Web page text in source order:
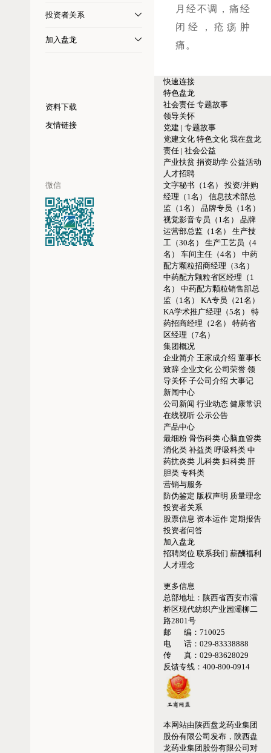
投资者关系
加入盘龙
资料下载
友情链接
微信
月经不调，痛经
闭经，疮疡肿
痛。
快速连接
特色盘龙
社会责任 专题故事
领导关怀
党建 | 专题故事
党建文化 特色文化 我在盘龙
责任 | 社会公益
产业扶贫 捐资助学 公益活动
人才招聘
文字秘书（1名）
投资/并购
经理（1名）
信息技术部总
监（1名）
品牌专员（1名）
视觉影音专员（1名）
品牌
运营部总监（1名）
生产技
工（30名）
生产工艺员（4
名）
车间主任（4名）
中药
配方颗粒招商经理（3名）
中药配方颗粒省区经理（1
名）
中药配方颗粒销售部总
监（1名）
KA专员（21名）
KA学术推广经理（5名）
特
药招商经理（2名）
特药省
区经理（7名）
集团概况
企业简介 王家成介绍 董事长
致辞 企业文化 公司荣誉 领
导关怀 子公司介绍 大事记
新闻中心
公司新闻 行业动态 健康常识
在线视听 公示公告
产品中心
最细粉 骨伤科类 心脑血管类
消化类 补益类 呼吸科类 中
药抗炎类 儿科类 妇科类 肝
胆类 专科类
营销与服务
防伪鉴定 版权声明 质量理念
投资者关系
股票信息 资本运作 定期报告
投资者问答
加入盘龙
招聘岗位 联系我们 薪酬福利
人才理念
更多信息
总部地址： 陕西省西安市灞
桥区现代纺织产业园灞柳二
路2801号
邮 编： 710025
电 话： 029-83338888
传 真： 029-83628029
反馈专线： 400-800-0914
本网站由陕西盘龙药业集团
股份有限公司发布，陕西盘
龙药业集团股份有限公司对